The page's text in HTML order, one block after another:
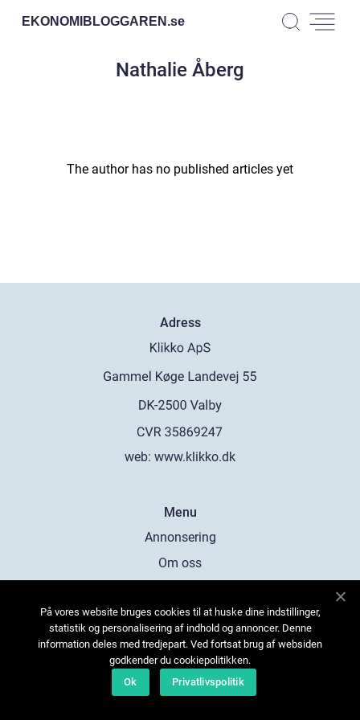
EKONOMIBLOGGAREN.se
Nathalie Åberg
The author has no published articles yet
Adress
web: www.klikko.dk
Menu
Annonsering
Om oss
Kontakta oss
Sitemap
På vores website bruges cookies til at huske dine indstillinger,
statistik og personalisering af indhold og annoncer. Denne
information deles med tredjepart. Ved fortsat brug af websiden
godkender du cookiepolitikken.
Ok
Privatlivspolitik